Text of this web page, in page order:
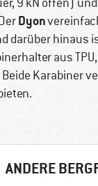
Dyon
darüber hinaus
aus
Karabiner
ANDERE